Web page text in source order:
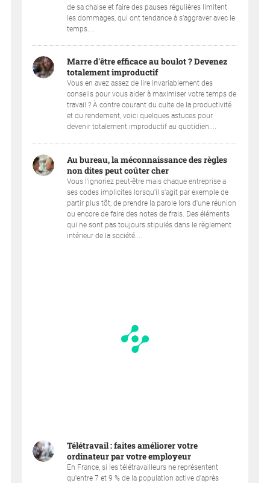
de sa chaise et faire des pauses régulières limitent
les dommages, qui ont tendance à s’aggraver avec le
temps....
Marre d'être efficace au boulot ? Devenez
totalement improductif
Vous en avez assez de lire invariablement des
conseils pour vous aider à maximiser votre temps de
travail ? À contre courant du culte de la productivité
et du rendement, voici quelques astuces pour
devenir totalement improductif au quotidien....
Au bureau, la méconnaissance des règles
non dites peut coûter cher
Vous l'ignoriez peut-être mais chaque entreprise a
ses codes implicites lorsqu'il s'agit par exemple de
partir plus tôt, de prendre la parole lors d'une réunion
ou encore de faire des notes de frais. Des éléments
qui ne sont pas toujours stipulés dans le règlement
intérieur de la société....
Télétravail : faites améliorer votre
ordinateur par votre employeur
En France, si les télétravailleurs ne représentent
qu'entre 7 et 9 % de la population active d'après